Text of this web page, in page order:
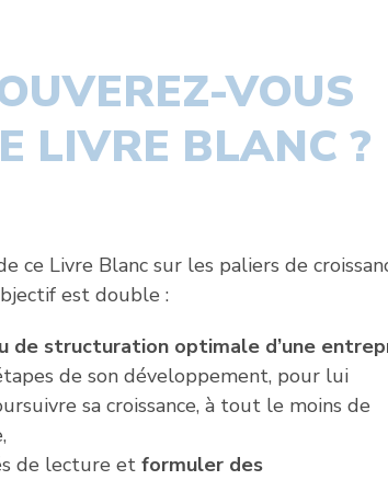
VOUS
LIVRE BLANC ?
ce Livre Blanc sur les paliers de
est double :
de structuration optimale d’une
de son développement, pour lui
sa croissance, à tout le moins de
de lecture etformuler des